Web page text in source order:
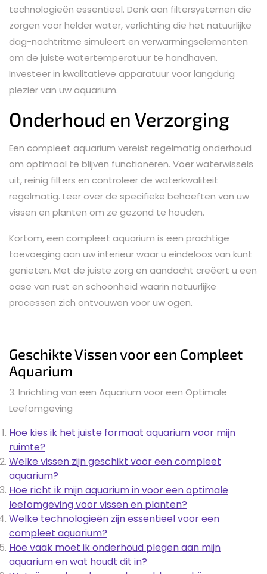
technologieën essentieel. Denk aan filtersystemen die
zorgen voor helder water, verlichting die het natuurlijke
dag-nachtritme simuleert en verwarmingselementen
om de juiste watertemperatuur te handhaven.
Investeer in kwalitatieve apparatuur voor langdurig
plezier van uw aquarium.
Onderhoud en Verzorging
Een compleet aquarium vereist regelmatig onderhoud
om optimaal te blijven functioneren. Voer waterwissels
uit, reinig filters en controleer de waterkwaliteit
regelmatig. Leer over de specifieke behoeften van uw
vissen en planten om ze gezond te houden.
Kortom, een compleet aquarium is een prachtige
toevoeging aan uw interieur waar u eindeloos van kunt
genieten. Met de juiste zorg en aandacht creëert u een
oase van rust en schoonheid waarin natuurlijke
processen zich ontvouwen voor uw ogen.
Geschikte Vissen voor een Compleet
Aquarium
3. Inrichting van een Aquarium voor een Optimale
Leefomgeving
Hoe kies ik het juiste formaat aquarium voor mijn
ruimte?
Welke vissen zijn geschikt voor een compleet
aquarium?
Hoe richt ik mijn aquarium in voor een optimale
leefomgeving voor vissen en planten?
Welke technologieën zijn essentieel voor een
compleet aquarium?
Hoe vaak moet ik onderhoud plegen aan mijn
aquarium en wat houdt dit in?